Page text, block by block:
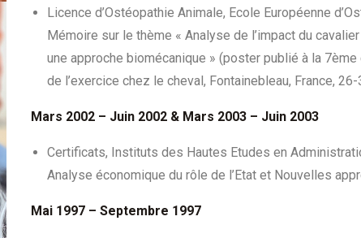
Licence d’Ostéopathie Animale, Ecole Européenne
Mémoire sur le thème « Analyse de l’impact du
une approche biomécanique » (poster publié à la
de l’exercice chez le cheval, Fontainebleau, France,
Mars 2002 – Juin 2002 & Mars 2003 – Juin 2003
Certificats, Instituts des Hautes Etudes en
Analyse économique du rôle de l’Etat et Nouvelles
Mai 1997 – Septembre 1997